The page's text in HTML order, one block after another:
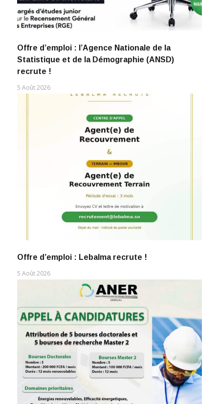
Offre d’emploi : l’Agence Nationale de la
Statistique et de la Démographie (ANSD)
recrute !
5 Août 2026
Offre d’emploi : Lebalma recrute !
5 Août 2026